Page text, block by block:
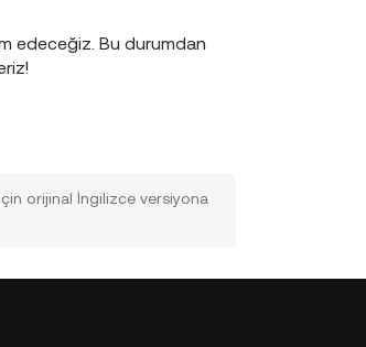
edeceğiz. Bu durumdan
orijinal İngilizce versiyona